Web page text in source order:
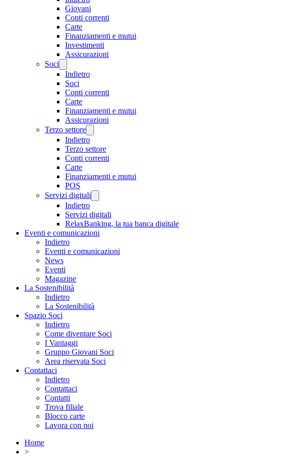
Giovani
Conti correnti
Carte
Finanziamenti e mutui
Investimenti
Assicurazioni
Soci
Indietro
Soci
Conti correnti
Carte
Finanziamenti e mutui
Assicurazioni
Terzo settore
Indietro
Terzo settore
Conti correnti
Carte
Finanziamenti e mutui
POS
Servizi digitali
Indietro
Servizi digitali
RelaxBanking, la tua banca digitale
Eventi e comunicazioni
Indietro
Eventi e comunicazioni
News
Eventi
Magazine
La Sostenibilità
Indietro
La Sostenibilità
Spazio Soci
Indietro
Come diventare Soci
I Vantaggi
Gruppo Giovani Soci
Area riservata Soci
Contattaci
Indietro
Contattaci
Contatti
Trova filiale
Blocco carte
Lavora con noi
Home
>